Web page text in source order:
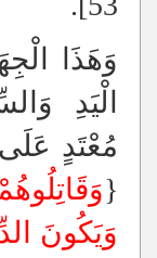
وَهَذَا
الْيَدِ
مُعْتَدٍ
{
وَيَكُونَ